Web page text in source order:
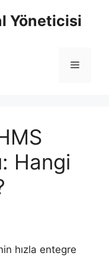
Yöneticisi
Menü
Hangi
hızla entegre